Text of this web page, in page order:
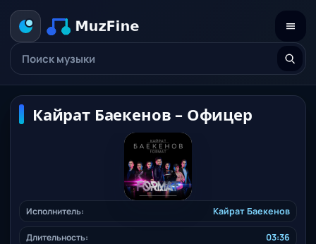
Кайрат Баекенов – Офицер
Исполнитель: Кайрат Баекенов
Длительность: 03:36